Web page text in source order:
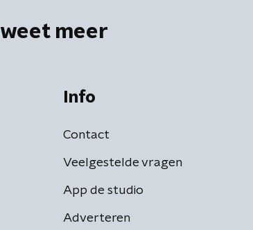
weet meer
Info
Contact
Veelgestelde vragen
App de studio
Adverteren